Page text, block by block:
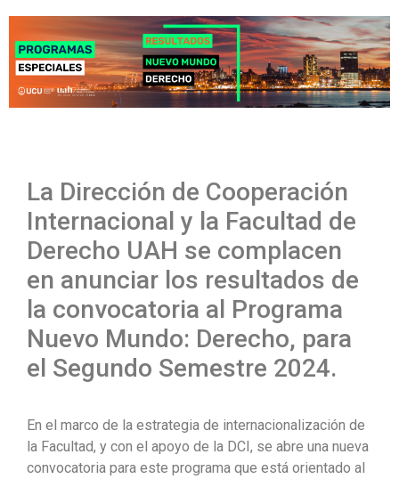
La Dirección de Cooperación
Internacional y la Facultad de
Derecho UAH se complacen
en anunciar los resultados de
la convocatoria al Programa
Nuevo Mundo: Derecho, para
el Segundo Semestre 2024.
En el marco de la estrategia de internacionalización de
la Facultad, y con el apoyo de la DCI, se abre una nueva
convocatoria para este programa que está orientado al